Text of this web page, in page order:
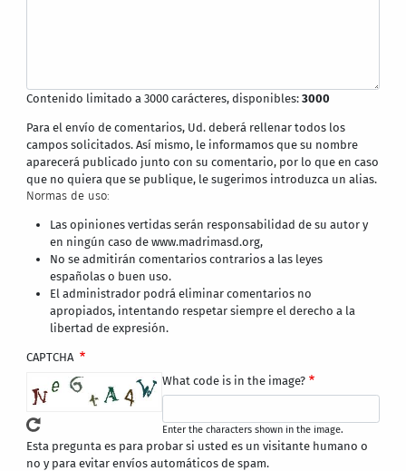
Contenido limitado a 3000 carácteres, disponibles:3000
Para el envío de comentarios, Ud. deberá rellenar todos los
campos solicitados. Así mismo, le informamos que su nombre
aparecerá publicado junto con su comentario, por lo que en caso
que no quiera que se publique, le sugerimos introduzca un alias.
Normas de uso:
Las opiniones vertidas serán responsabilidad de su autor y
en ningún caso de www.madrimasd.org,
No se admitirán comentarios contrarios a las leyes
españolas o buen uso.
El administrador podrá eliminar comentarios no
apropiados, intentando respetar siempre el derecho a la
libertad de expresión.
CAPTCHA
What code is in the image?
Enter the characters shown in the image.
Esta pregunta es para probar si usted es un visitante humano o
no y para evitar envíos automáticos de spam.